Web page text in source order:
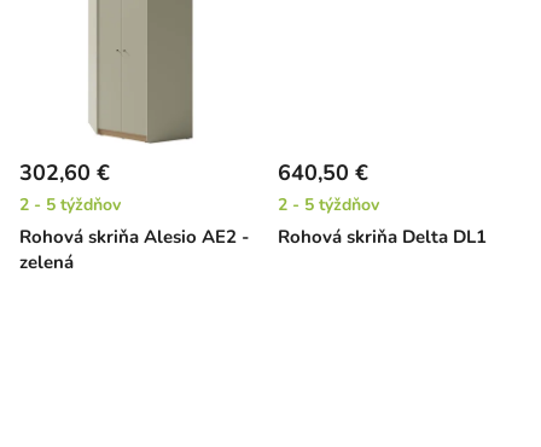
Rohová skriňa Alesio AE2 -
zelená
302,60 €
2 - 5 týždňov
Rohová skriňa Delta DL1
640,50 €
2 - 5 týždňov